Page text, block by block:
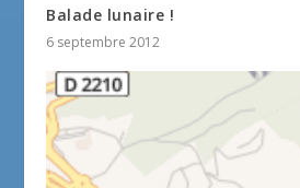
Balade lunaire !
6 septembre 2012